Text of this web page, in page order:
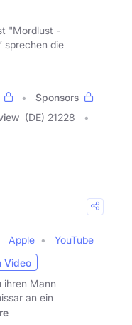
"Mordlust -
sprechen die
Sponsors
(DE) 21228
Apple
YouTube
Video
ihren Mann
an ein